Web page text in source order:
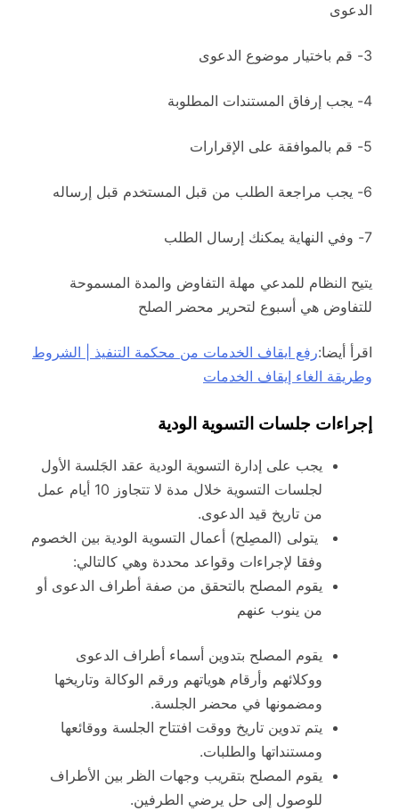
الدعوى
3- قم باختيار موضوع الدعوى
4- يجب إرفاق المستندات المطلوبة
5- قم بالموافقة على الإقرارات
6- يجب مراجعة الطلب من قبل المستخدم قبل إرساله
7- وفي النهاية يمكنك إرسال الطلب
يتيح النظام للمدعي مهلة التفاوض والمدة المسموحة
للتفاوض هي أسبوع لتحرير محضر الصلح
اقرأ أيضا:رفع ايقاف الخدمات من محكمة التنفيذ | الشروط
وطريقة الغاء إيقاف الخدمات
إجراءات جلسات التسوية الودية
يجب على إدارة التسوية الودية عقد الجَلسة الأول
لجلسات التسوية خلال مدة لا تتجاوز 10 أيام عمل
من تاريخ قيد الدعوى.
يتولى (المصِلح) أعمال التسوية الودية بين الخصوم
وفقا لإجراءات وقواعد محددة وهي كالتالي:
يقوم المصلح بالتحقق من صفة أطراف الدعوى أو
من ينوب عنهم
يقوم المصلح بتدوين أسماء أطراف الدعوى
ووكلائهم وأرقام هوياتهم ورقم الوكالة وتاريخها
ومضمونها في محضر الجلسة.
يتم تدوين تاريخ ووقت افتتاح الجلسة ووقائعها
ومستنداتها والطلبات.
يقوم المصلح بتقريب وجهات الظر بين الأطراف
للوصول إلى حل يرضي الطرفين.